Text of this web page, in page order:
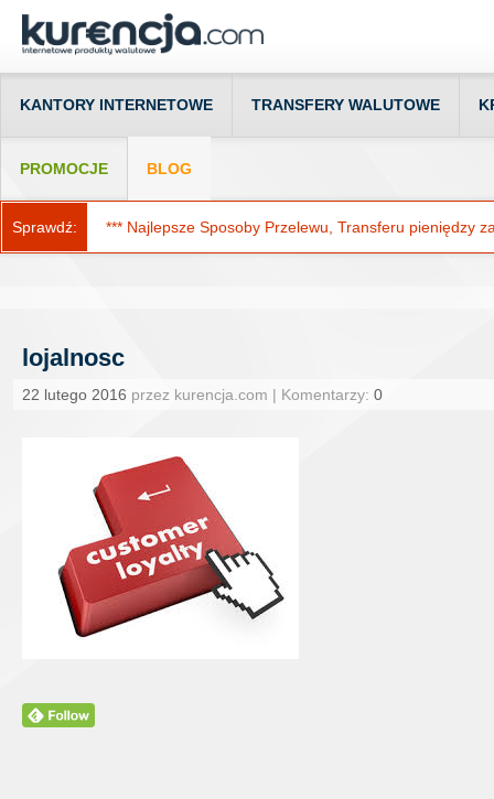
KANTORY INTERNETOWE TRANSFERY WALUTOWE
PROMOCJE BLOG
Sprawdź: *** Najlepsze Sposoby Przelewu, Transferu pieniędzy
lojalnosc
22 lutego 2016 przez kurencja.com | Komentarzy: 0